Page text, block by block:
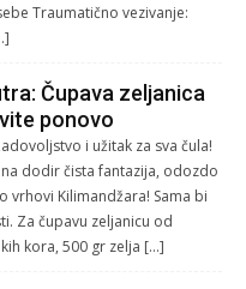
Traumatično vezivanje:
Čupava zeljanica
ponovo
i užitak za sva čula!
dodir čista fantazija, odozdo
vrhovi Kilimandžara! Sama bi
Za čupavu zeljanicu od
kora, 500 gr zelja […]